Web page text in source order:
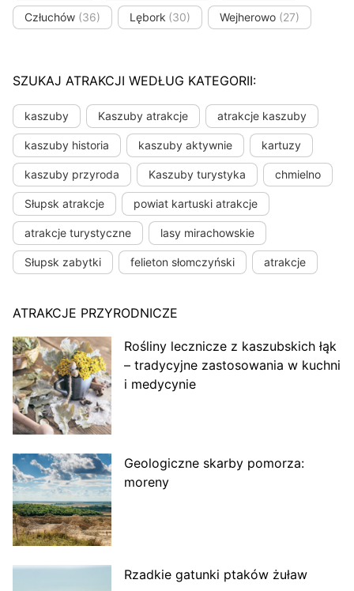
Człuchów (36) Lębork (30) Wejherowo (27)
SZUKAJ ATRAKCJI WEDŁUG KATEGORII:
kaszuby Kaszuby atrakcje atrakcje kaszuby
kaszuby historia kaszuby aktywnie kartuzy
kaszuby przyroda Kaszuby turystyka chmielno
Słupsk atrakcje powiat kartuski atrakcje
atrakcje turystyczne lasy mirachowskie
Słupsk zabytki felieton słomczyński atrakcje
ATRAKCJE PRZYRODNICZE
Rośliny lecznicze z kaszubskich łąk
– tradycyjne zastosowania w kuchni
i medycynie
Geologiczne skarby pomorza:
moreny
Rzadkie gatunki ptaków żuław